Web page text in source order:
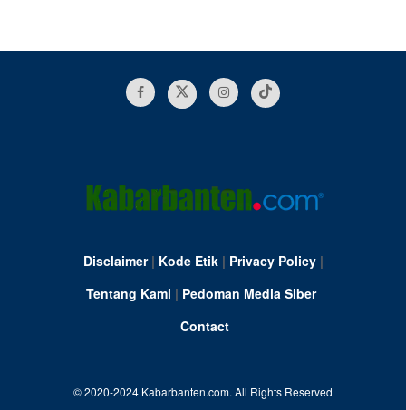
Disclaimer| Kode Etik| Privacy Policy|
Tentang Kami | Pedoman Media Siber
Contact
© 2020-2024 Kabarbanten.com. All Rights Reserved